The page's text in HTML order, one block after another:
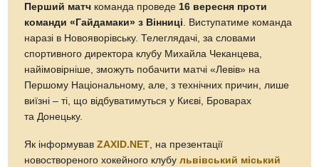
Перший матч команда проведе 16 вересня проти
команди «Гайдамаки» з Вінниці . Виступатиме команда
наразі в Новояворівську. Телеглядачі, за словами
спортивного директора клубу Михайла Чеканцева,
найімовірніше, зможуть побачити матчі «Левів» на
Першому Національному, але, з технічних причин, лише
виїзні – ті, що відбуватимуться у Києві, Броварах
та Донецьку.
Як інформувавZAXID.NET, на презентації
новоствореного хокейного клубульвівський міський